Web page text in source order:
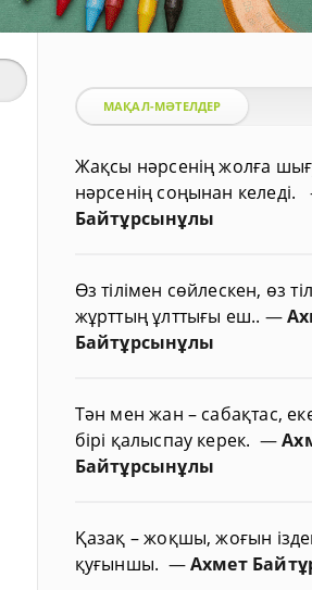
МАҚАЛ-МӘТЕЛДЕР
Жақсы нәрсенің жолға
нәрсенің соңынан келеді.
Байтұрсынұлы
Өз тілімен сөйлескен, өз
жұрттың ұлттығы еш.. —
Байтұрсынұлы
Тән мен жан – сабақтас,
бірі қалыспау керек. —
Байтұрсынұлы
Қазақ – жоқшы, жоғын
қуғыншы. —Ахмет